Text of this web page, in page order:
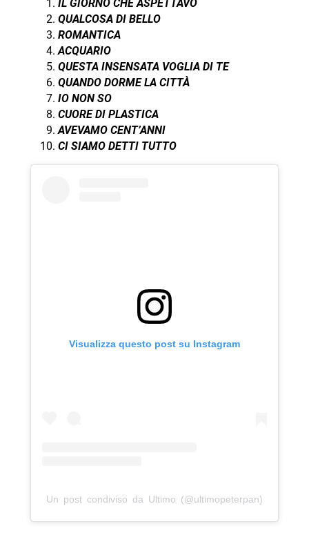
IL GIORNO CHE ASPETTAVO
QUALCOSA DI BELLO
ROMANTICA
ACQUARIO
QUESTA INSENSATA VOGLIA DI TE
QUANDO DORME LA CITTÀ
IO NON SO
CUORE DI PLASTICA
AVEVAMO CENT’ANNI
CI SIAMO DETTI TUTTO
Visualizza questo post su Instagram
Un post condiviso da Ultimo (@ultimopeterpan)